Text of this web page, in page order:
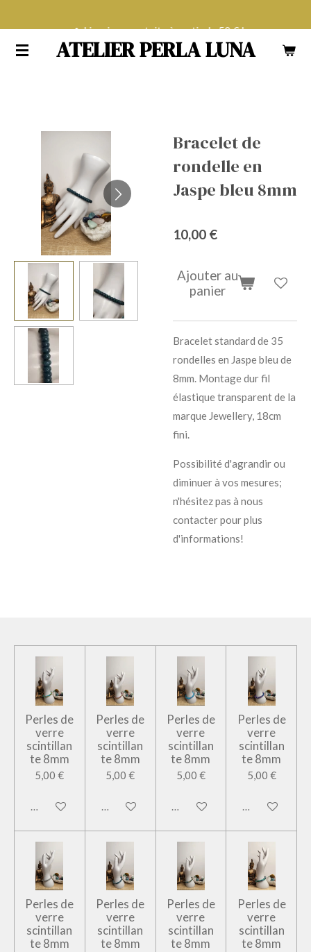
contenu
ATELIER PERLA LUNA
Livraison gratuite à partir de 50 € !
Bracelet de
rondelle en
Jaspe bleu 8mm
10,00 €
Ajouter au
panier
Bracelet standard de 35
rondelles en Jaspe bleu de
8mm. Montage dur fil
élastique transparent de la
marque Jewellery, 18cm
fini.
Possibilité d'agrandir ou
diminuer à vos mesures;
n'hésitez pas à nous
contacter pour plus
d'informations!
Perles de
verre
scintillan
te 8mm
5,00 €
Ajouter au panier
Perles de
verre
scintillan
te 8mm
5,00 €
Ajouter au panier
Perles de
verre
scintillan
te 8mm
5,00 €
Ajouter au panier
Perles de
verre
scintillan
te 8mm
5,00 €
Ajouter au
Perles de
verre
scintillan
te 8mm
Perles de
verre
scintillan
te 8mm
Perles de
verre
scintillan
te 8mm
Perles de
verre
scintillan
te 8mm